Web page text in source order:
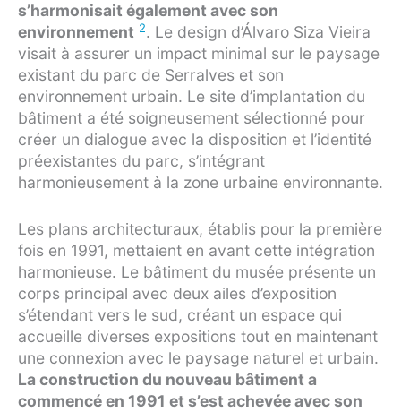
s’harmonisait également avec son
environnement 2. Le design d’Álvaro Siza Vieira
visait à assurer un impact minimal sur le paysage
existant du parc de Serralves et son
environnement urbain. Le site d’implantation du
bâtiment a été soigneusement sélectionné pour
créer un dialogue avec la disposition et l’identité
préexistantes du parc, s’intégrant
harmonieusement à la zone urbaine environnante.
Les plans architecturaux, établis pour la première
fois en 1991, mettaient en avant cette intégration
harmonieuse. Le bâtiment du musée présente un
corps principal avec deux ailes d’exposition
s’étendant vers le sud, créant un espace qui
accueille diverses expositions tout en maintenant
une connexion avec le paysage naturel et urbain.
La construction du nouveau bâtiment a
commencé en 1991 et s’est achevée avec son